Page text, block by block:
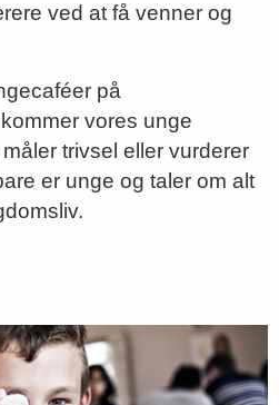
ved at få venner og
på
vores unge
trivsel eller vurderer
er unge og taler om alt